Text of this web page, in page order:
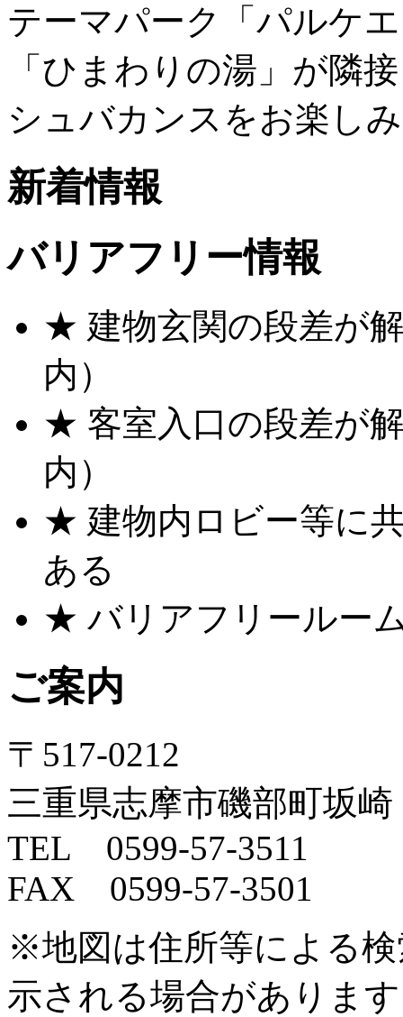
テーマパーク「パルケ
「ひまわりの湯」が隣
シュバカンスをお楽し
新着情報
バリアフリー情報
★ 建物玄関の段差が
内）
★ 客室入口の段差が
内）
★ 建物内ロビー等に
ある
★ バリアフリールー
ご案内
〒517-0212
三重県志摩市磯部町坂
TEL 0599-57-3511
FAX 0599-57-3501
※地図は住所等による
示される場合がありま